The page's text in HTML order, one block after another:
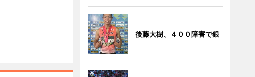
後藤大樹、４００障害で銀